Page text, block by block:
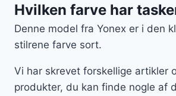
Hvilken farve har
Denne model fra Yonex er i den
stilrene farve sort.
Vi har skrevet forskellige artikler
produkter, du kan finde nogle af